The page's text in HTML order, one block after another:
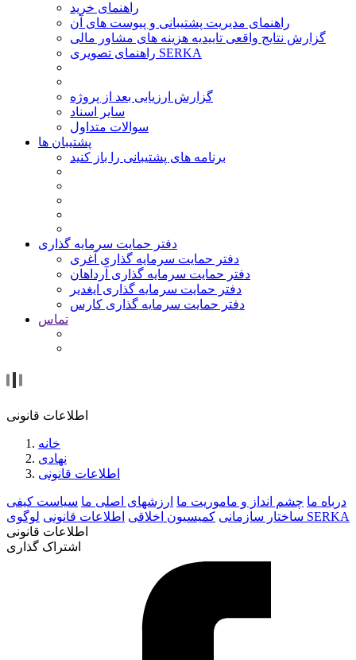
راهنمای خرید
راهنمای مدیریت پشتیبانی و پیوست های آن
گزارش نتایج واقعی تاییدیه هزینه های مشاور مالی
راهنمای تصویری SERKA
گزارش ارزیابی بعد از پروژه
سایر اسناد
سوالات متداول
پشتیبان ها
برنامه های پشتیبانی را باز کنید
دفتر حمایت سرمایه گذاری
دفتر حمایت سرمایه گذاری آغری
دفتر حمایت سرمایه گذاری آرداهان
دفتر حمایت سرمایه گذاری ایغدیر
دفتر حمایت سرمایه گذاری کارس
تماس
اطلاعات قانونی
خانه
نهادی
اطلاعات قانونی
درباه ما چشم انداز و ماموریت ما ارزشهای اصلی ما سیاست کیفی
ساختار سازمانی کمیسیون اخلاقی اطلاعات قانونی
لوگوی SERKA
اطلاعات قانونی
اشتراک گذاری